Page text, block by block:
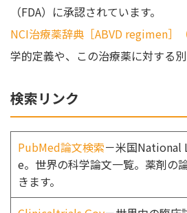
（FDA）に承認されています。
NCI治療薬辞典［ABVD regimen］
学的定義や、この治療薬に対する
検索リンク
PubMed論文検索－米国
e。世界の科学論文一覧。薬剤の
きます。